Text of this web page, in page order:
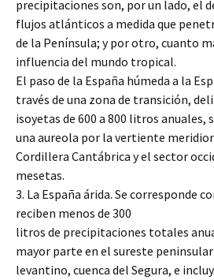
precipitaciones son, por un lado, el
flujos atlánticos a medida que
de la Península; y por otro, cuanto
influencia del mundo tropical.
El paso de la España húmeda a la
través de una zona de transición,
isoyetas de 600 a 800 litros anuales,
una aureola por la vertiente
Cordillera Cantábrica y el sector
mesetas.
3. La España árida. Se corresponde
reciben menos de 300
litros de precipitaciones totales
mayor parte en el sureste
levantino, cuenca del Segura, e